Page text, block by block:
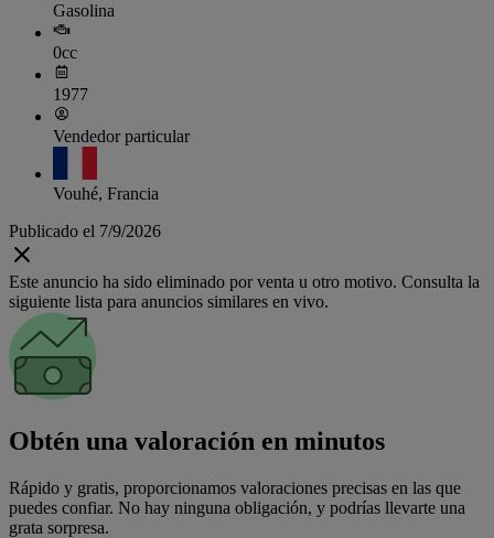
Gasolina
0cc
1977
Vendedor particular
Vouhé, Francia
Publicado el 7/9/2026
Este anuncio ha sido eliminado por venta u otro motivo. Consulta la
siguiente lista para anuncios similares en vivo.
Obtén una valoración en minutos
Rápido y gratis, proporcionamos valoraciones precisas en las que
puedes confiar. No hay ninguna obligación, y podrías llevarte una
grata sorpresa.